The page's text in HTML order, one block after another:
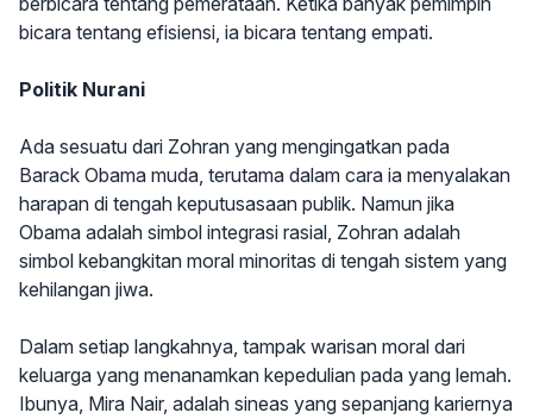
bicara tentang efisiensi, ia bicara tentang empati.
Politik Nurani
Ada sesuatu dari Zohran yang mengingatkan pada
Barack Obama muda, terutama dalam cara ia menyalakan
harapan di tengah keputusasaan publik. Namun jika
Obama adalah simbol integrasi rasial, Zohran adalah
simbol kebangkitan moral minoritas di tengah sistem yang
kehilangan jiwa.
Dalam setiap langkahnya, tampak warisan moral dari
keluarga yang menanamkan kepedulian pada yang lemah.
Ibunya, Mira Nair, adalah sineas yang sepanjang kariernya